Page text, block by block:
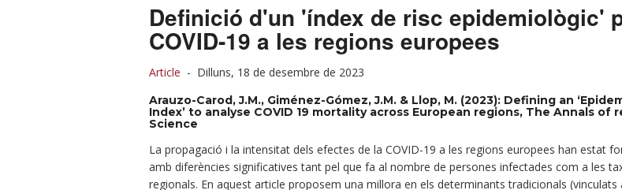
Definició d'un 'índex de risc epidemiològic'
COVID-19 a les regions europees
Article - Dilluns, 18 de desembre de 2023
Arauzo-Carod, J.M., Giménez-Gómez, J.M. & Llop, M. (2023): Defining an
Index’ to analyse COVID 19 mortality across European regions, The Annals of
Science
La propagació i la intensitat dels efectes de la COVID-19 a les regions europees han estat
amb diferències significatives tant pel que fa al nombre de persones infectades com a les
regionals. En aquest article proposem una millora en els determinants tradicionals (vinculats